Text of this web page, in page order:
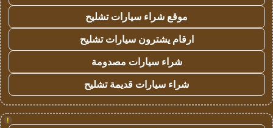
موقع شراء سيارات تشليح
ارقام يشترون سيارات تشليح
شراء سيارات مصدومة
شراء سيارات قديمة تشليح
!